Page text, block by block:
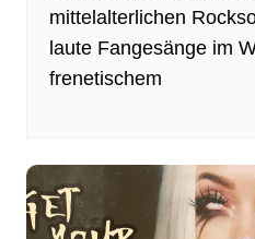
mittelalterlichen
laute Fangesänge im
frenetischem